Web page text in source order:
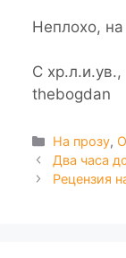
Неплохо,
С хр.л.и.ув.,
thebogdan
Рубрики
На прозу,
Два часа
Рецензия